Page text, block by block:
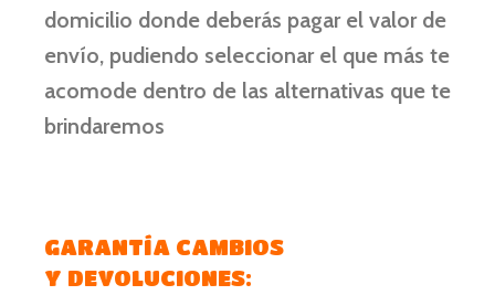
domicilio donde deberás pagar el valor de
envío, pudiendo seleccionar el que más te
acomode dentro de las alternativas que te
brindaremos
GARANTÍA CAMBIOS
Y DEVOLUCIONES: